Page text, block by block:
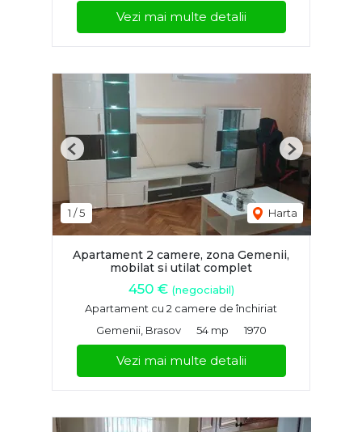
Vezi mai multe detalii
1 /5 Harta
Previous Next
Apartament 2 camere, zona Gemenii,
mobilat si utilat complet
450 € (negociabil)
Apartament cu 2 camere de închiriat
Gemenii, Brasov
54 mp 1970
Vezi mai multe detalii